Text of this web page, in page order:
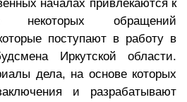
началах привлекаются к
некоторых обращений
поступают в работу в
Иркутской области.
дела, на основе которых
и разрабатывают